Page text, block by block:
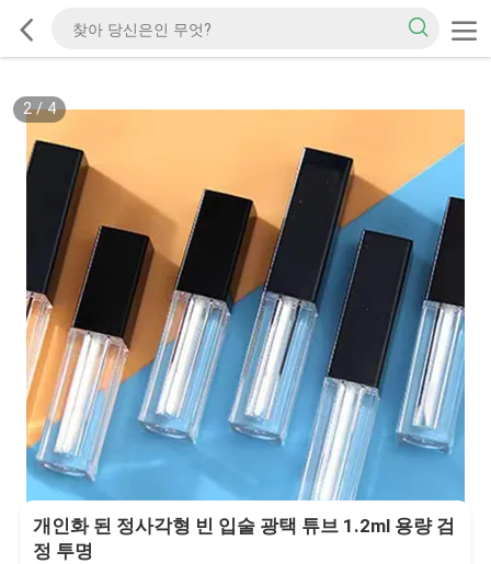
2/4
개인화 된 정사각형 빈 입술 광택 튜브 1.2ml 용량 검
정 투명